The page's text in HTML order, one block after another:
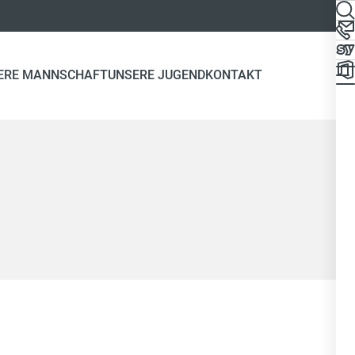
MANNSCHAFTUNSERE JUGENDKONTAKT